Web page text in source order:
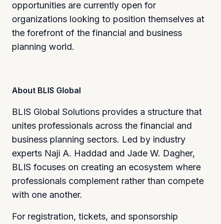
opportunities are currently open for
organizations looking to position themselves at
the forefront of the financial and business
planning world.
About BLIS Global
BLIS Global Solutions provides a structure that
unites professionals across the financial and
business planning sectors. Led by industry
experts Naji A. Haddad and Jade W. Dagher,
BLIS focuses on creating an ecosystem where
professionals complement rather than compete
with one another.
For registration, tickets, and sponsorship